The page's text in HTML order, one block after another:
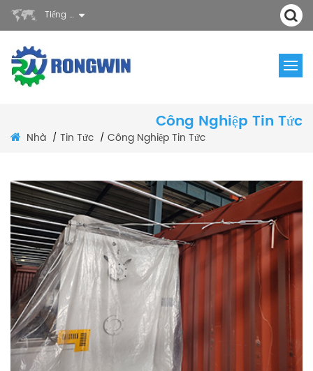
Tiếng Việt
Công Nghiệp Tin Tức
Nhà / Tin Tức / Công Nghiệp Tin Tức